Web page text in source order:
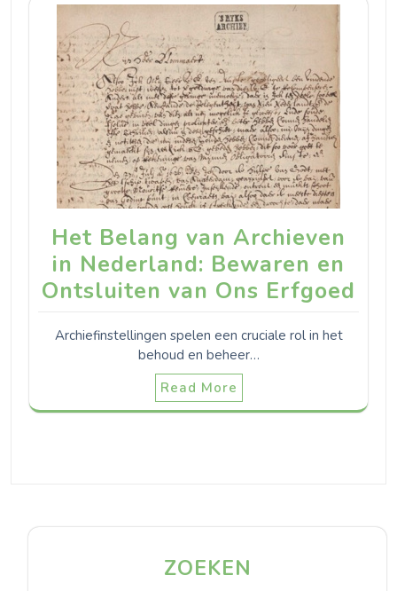
Het Belang van Archieven
in Nederland: Bewaren en
Ontsluiten van Ons Erfgoed
Archiefinstellingen spelen een cruciale rol in het
behoud en beheer…
Read More
ZOEKEN